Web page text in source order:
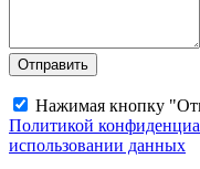
Отправить
Нажимая кнопку
Политикой
использовании данных